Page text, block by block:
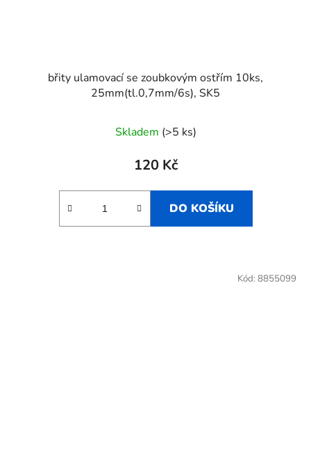
břity ulamovací se zoubkovým ostřím 10ks,
25mm(tl.0,7mm/6s), SK5
Skladem (>5 ks)
120 Kč
DO KOŠÍKU
Kód: 8855099